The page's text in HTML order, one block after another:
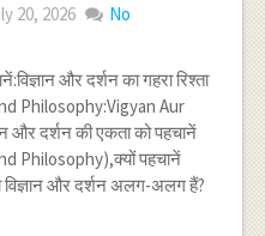
20, 2026
No
और दर्शन का गहरा रिश्ता
Philosophy:Vigyan Aur
और दर्शन की एकता को पहचानें
Philosophy),क्यों पहचानें
विज्ञान और दर्शन अलग-अलग हैं?